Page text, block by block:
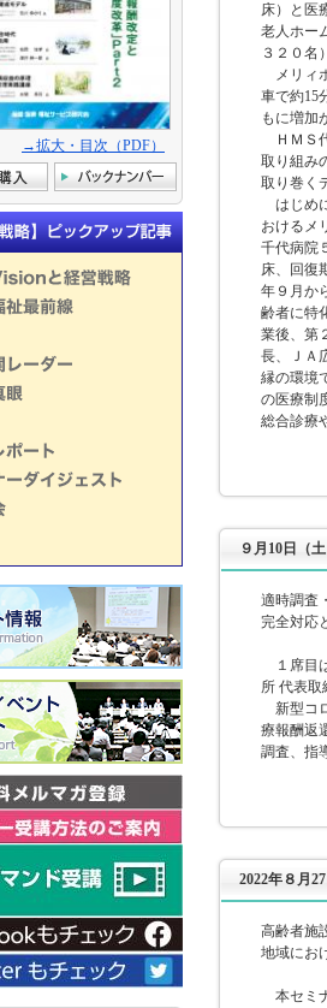
→拡大・目次（PDF）
床）と医
老人ホー
３２０名
メリィ
車で約15
もに増加
ＨＭＳ
取り組み
取り巻く
はじめ
おけるメ
千代病院
床、回復
年９月か
齢者に特
業後、第
長、ＪＡ
縁の環境
の医療制
総合診療
９月10日（
適時調査
完全対応
１席目
所 代表取
新型コ
療報酬返
調査、指
2022年８月
高齢者施
地域にお
本セミ